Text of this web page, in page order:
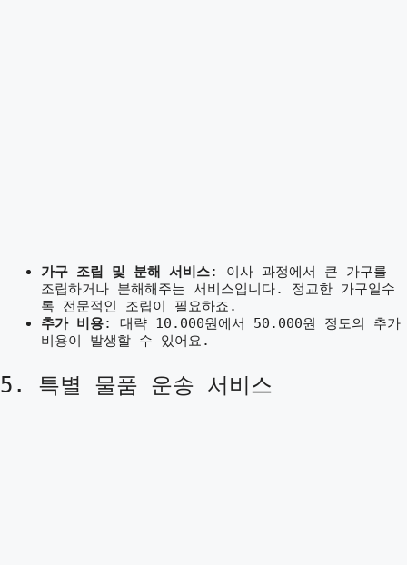
가구 조립 및 분해 서비스: 이사 과정에서 큰 가구를
조립하거나 분해해주는 서비스입니다. 정교한 가구일수
록 전문적인 조립이 필요하죠.
추가 비용: 대략 10.000원에서 50.000원 정도의 추가
비용이 발생할 수 있어요.
5. 특별 물품 운송 서비스